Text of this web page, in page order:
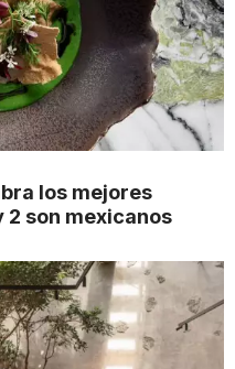
los mejores
son mexicanos